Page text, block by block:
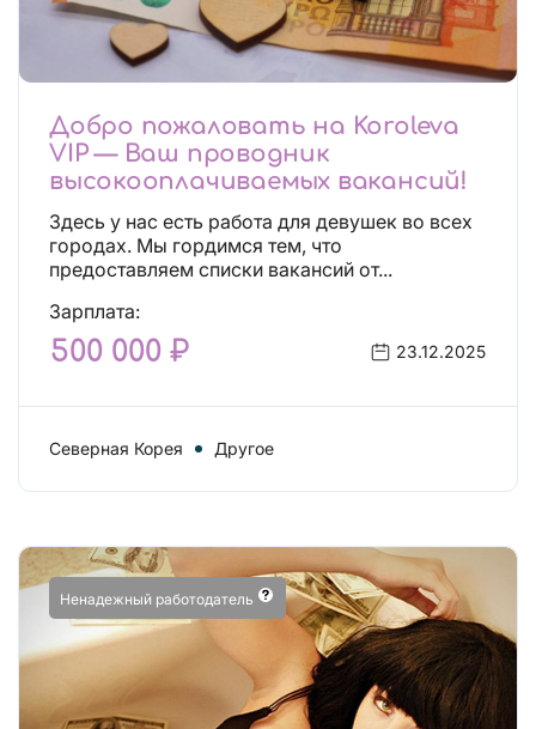
Добро пожаловать на Koroleva
VIP — Ваш проводник
высокооплачиваемых вакансий!
Здесь у нас есть работа для девушек во всех
городах. Мы гордимся тем, что
предоставляем списки вакансий от...
Зарплата:
500 000 ₽ 23.12.2025
Северная Корея Другое
Ненадежный работодатель